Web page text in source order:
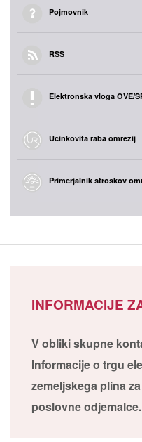
Pojmovnik
RSS
Elektronska vloga OVE/
Učinkovita raba omrežij
Primerjalnik stroškov
INFORMACIJE
V obliki skupne
Informacije o trgu
zemeljskega plina
poslovne odjemalce.